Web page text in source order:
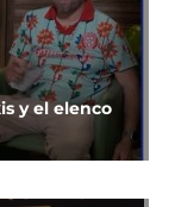
y el elenco